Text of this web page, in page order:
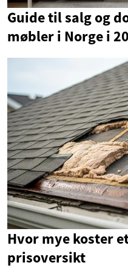
Guide til salg og
møbler i Norge i
Hvor mye koster
prisoversikt